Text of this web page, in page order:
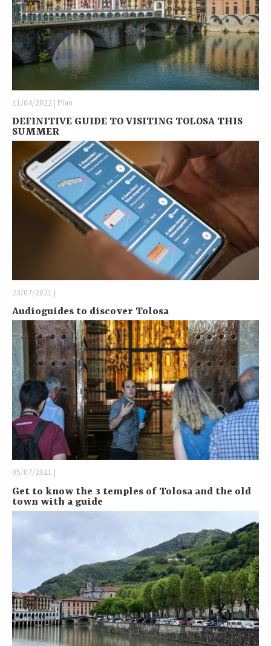
11/04/2022 | Plan
DEFINITIVE GUIDE TO VISITING TOLOSA THIS
SUMMER
23/07/2021 |
Audioguides to discover Tolosa
05/07/2021 |
Get to know the 3 temples of Tolosa and the old
town with a guide